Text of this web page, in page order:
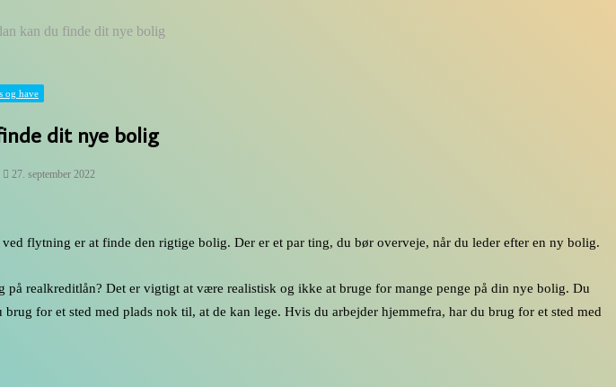
kan du finde dit nye bolig
og have
dit nye bolig
27. september 2022
flytning er at finde den rigtige bolig. Der er et par ting, du bør overveje, når du leder efter en ny bolig.
realkreditlån? Det er vigtigt at være realistisk og ikke at bruge for mange penge på din nye bolig. Du
for et sted med plads nok til, at de kan lege. Hvis du arbejder hjemmefra, har du brug for et sted med